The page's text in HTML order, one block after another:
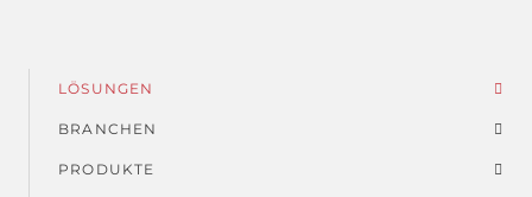
Fußmenü
LÖSUNGEN
BRANCHEN
PRODUKTE